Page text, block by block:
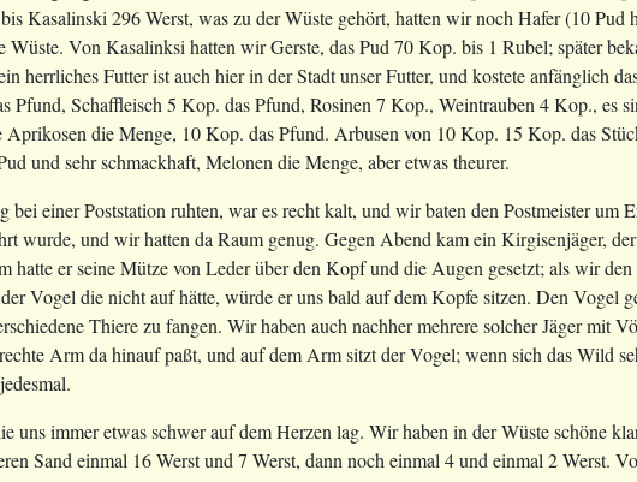
Kasalinski 296 Werst, was zu der Wüste gehört, hatten wir noch Hafer (10 Pud
Von Kasalinksi hatten wir Gerste, das Pud 70 Kop. bis 1 Rubel; später
herrliches Futter ist auch hier in der Stadt unser Futter, und kostete anfänglich
Pfund, Schaffleisch 5 Kop. das Pfund, Rosinen 7 Kop., Weintrauben 4 Kop., es
Aprikosen die Menge, 10 Kop. das Pfund. Arbusen von 10 Kop. 15 Kop. das
und sehr schmackhaft, Melonen die Menge, aber etwas theurer.
bei einer Poststation ruhten, war es recht kalt, und wir baten den Postmeister um
wurde, und wir hatten da Raum genug. Gegen Abend kam ein Kirgisenjäger,
hatte er seine Mütze von Leder über den Kopf und die Augen gesetzt; als wir
Vogel die nicht auf hätte, würde er uns bald auf dem Kopfe sitzen. Den Vogel
Thiere zu fangen. Wir haben auch nachher mehrere solcher Jäger mit
Arm da hinauf paßt, und auf dem Arm sitzt der Vogel; wenn sich das Wild
uns immer etwas schwer auf dem Herzen lag. Wir haben in der Wüste schöne
Sand einmal 16 Werst und 7 Werst, dann noch einmal 4 und einmal 2 Werst.